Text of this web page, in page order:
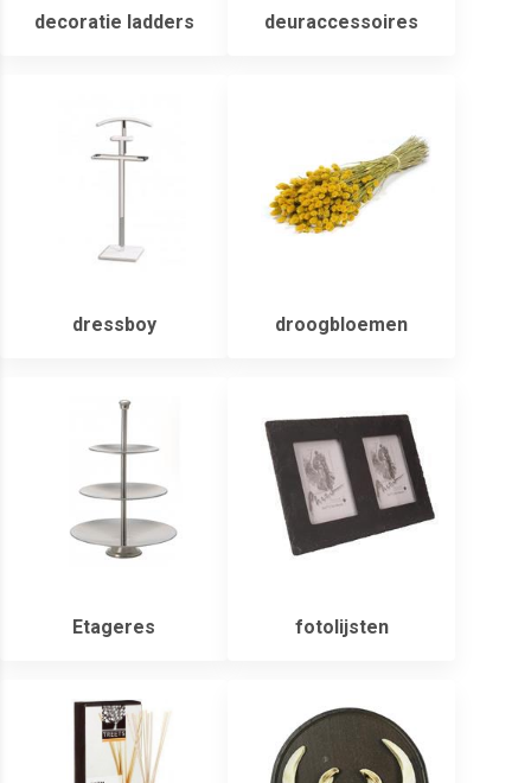
decoratie ladders deuraccessoires
dressboy droogbloemen
Etageres fotolijsten